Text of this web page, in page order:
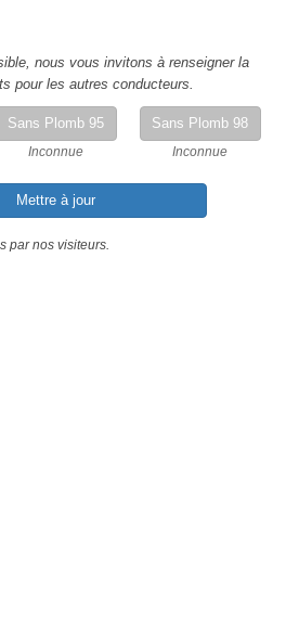
nous vous invitons à renseigner la
pour les autres conducteurs.
Sans Plomb 95
Inconnue
Sans Plomb 98
Inconnue
Mettre à jour
par nos visiteurs.